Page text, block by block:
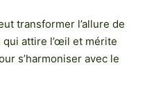
transformer l’allure de
qui attire l’œil et mérite
s’harmoniser avec le